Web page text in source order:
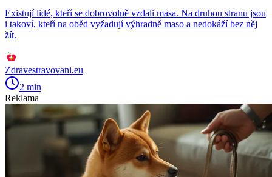
Existují lidé, kteří se dobrovolně vzdali masa. Na druhou stranu jsou
i takoví, kteří na oběd vyžadují výhradně maso a nedokáží bez něj
žít.
Zdravestravovani.eu
2 min
Reklama